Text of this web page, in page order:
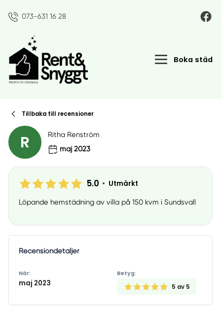
073-631 16 28
Boka städ
Tillbaka till recensioner
R
Ritha Renström
maj 2023
5.0 • Utmärkt
Löpande hemstädning av villa på 150 kvm i Sundsvall
Recensiondetaljer
När:
maj 2023
Betyg:
5 av 5